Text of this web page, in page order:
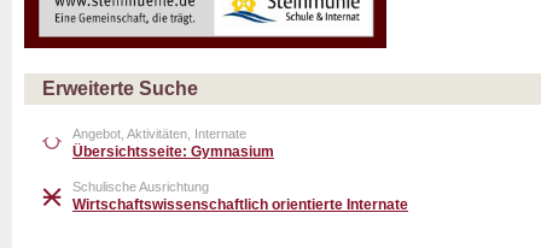
Erweiterte Suche
Angebot, Aktivitäten, Internate
Übersichtsseite: Gymnasium
Schulische Ausrichtung
Wirtschaftswissenschaftlich orientierte Internate